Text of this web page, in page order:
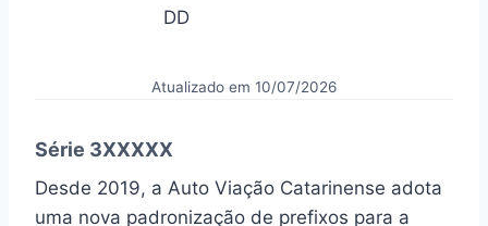
DD
Atualizado em 10/07/2026
Série 3XXXXX
Desde 2019, a Auto Viação Catarinense adota
uma nova padronização de prefixos para a